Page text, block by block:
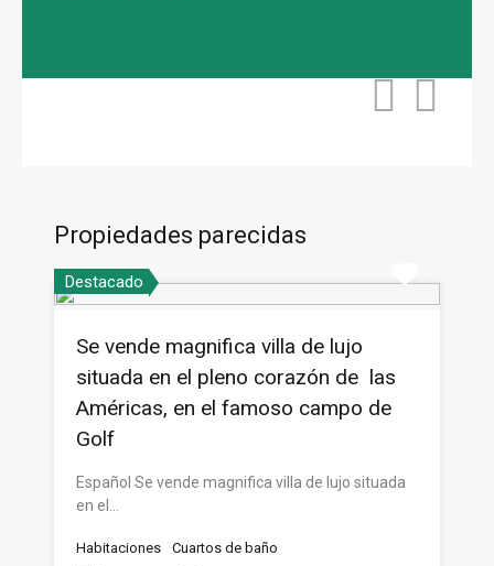
Propiedades parecidas
Destacado
Se vende magnifica villa de lujo
situada en el pleno corazón de las
Américas, en el famoso campo de
Golf
Español Se vende magnifica villa de lujo situada
en el…
Habitaciones
Cuartos de baño